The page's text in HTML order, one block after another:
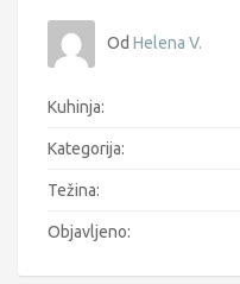
Od Helena V.
Kuhinja:
Kategorija:
Težina:
Objavljeno: